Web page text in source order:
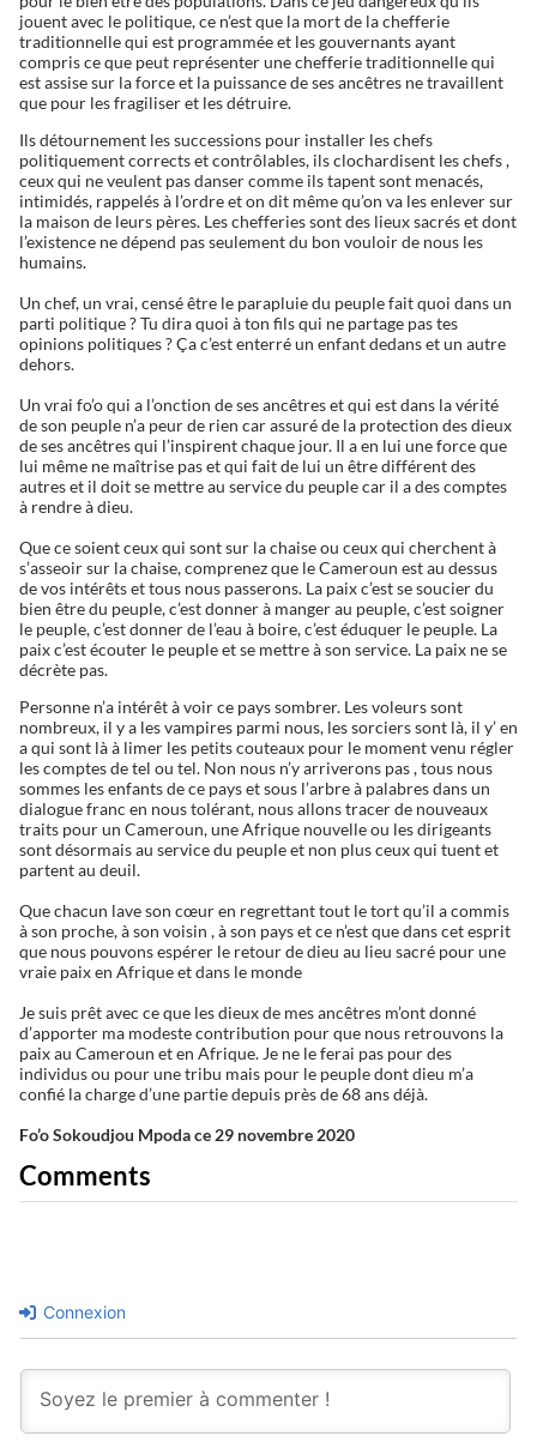
jouent avec le politique, ce n’est que la mort de la chefferie
traditionnelle qui est programmée et les gouvernants ayant
compris ce que peut représenter une chefferie traditionnelle qui
est assise sur la force et la puissance de ses ancêtres ne travaillent
que pour les fragiliser et les détruire.
Ils détournement les successions pour installer les chefs
politiquement corrects et contrôlables, ils clochardisent les chefs ,
ceux qui ne veulent pas danser comme ils tapent sont menacés,
intimidés, rappelés à l’ordre et on dit même qu’on va les enlever sur
la maison de leurs pères. Les chefferies sont des lieux sacrés et dont
l’existence ne dépend pas seulement du bon vouloir de nous les
humains.
Un chef, un vrai, censé être le parapluie du peuple fait quoi dans un
parti politique ? Tu dira quoi à ton fils qui ne partage pas tes
opinions politiques ? Ça c’est enterré un enfant dedans et un autre
dehors.
Un vrai fo’o qui a l’onction de ses ancêtres et qui est dans la vérité
de son peuple n’a peur de rien car assuré de la protection des dieux
de ses ancêtres qui l’inspirent chaque jour. Il a en lui une force que
lui même ne maîtrise pas et qui fait de lui un être différent des
autres et il doit se mettre au service du peuple car il a des comptes
à rendre à dieu.
Que ce soient ceux qui sont sur la chaise ou ceux qui cherchent à
s’asseoir sur la chaise, comprenez que le Cameroun est au dessus
de vos intérêts et tous nous passerons. La paix c’est se soucier du
bien être du peuple, c’est donner à manger au peuple, c’est soigner
le peuple, c’est donner de l’eau à boire, c’est éduquer le peuple. La
paix c’est écouter le peuple et se mettre à son service. La paix ne se
décrète pas.
Personne n’a intérêt à voir ce pays sombrer. Les voleurs sont
nombreux, il y a les vampires parmi nous, les sorciers sont là, il y’ en
a qui sont là à limer les petits couteaux pour le moment venu régler
les comptes de tel ou tel. Non nous n’y arriverons pas , tous nous
sommes les enfants de ce pays et sous l’arbre à palabres dans un
dialogue franc en nous tolérant, nous allons tracer de nouveaux
traits pour un Cameroun, une Afrique nouvelle ou les dirigeants
sont désormais au service du peuple et non plus ceux qui tuent et
partent au deuil.
Que chacun lave son cœur en regrettant tout le tort qu’il a commis
à son proche, à son voisin , à son pays et ce n’est que dans cet esprit
que nous pouvons espérer le retour de dieu au lieu sacré pour une
vraie paix en Afrique et dans le monde
Je suis prêt avec ce que les dieux de mes ancêtres m’ont donné
d’apporter ma modeste contribution pour que nous retrouvons la
paix au Cameroun et en Afrique. Je ne le ferai pas pour des
individus ou pour une tribu mais pour le peuple dont dieu m’a
confié la charge d’une partie depuis près de 68 ans déjà.
Fo’o Sokoudjou Mpoda ce 29 novembre 2020
Comments
Connexion